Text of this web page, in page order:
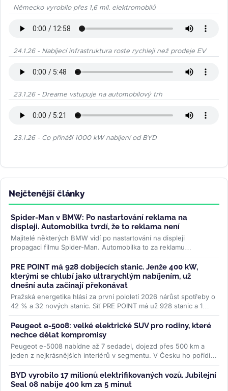
Německo vyrobilo přes 1,6 mil. elektromobilů
24.1.26 - Nabíjecí infrastruktura roste rychleji než prodeje EV
23.1.26 - Dreame vstupuje na automobilový trh
23.1.26 - Co přináší 1000 kW nabíjení od BYD
Nejčtenější články
Spider-Man v BMW: Po nastartování reklama na
displeji. Automobilka tvrdí, že to reklama není
Majitelé některých BMW vidí po nastartování na displeji
propagaci filmu Spider-Man. Automobilka to za reklamu
nepovažuje, řidiči ale mluví...>>
PRE POINT má 928 dobíjecích stanic. Jenže 400 kW,
kterými se chlubí jako ultrarychlým nabíjením, už
dnešní auta začínají překonávat
Pražská energetika hlásí za první pololetí 2026 nárůst spotřeby o
42 % a 32 nových stanic. Síť PRE POINT má už 928 stanic a 1
468...>>
Peugeot e-5008: velké elektrické SUV pro rodiny, které
nechce dělat kompromisy
Peugeot e-5008 nabídne až 7 sedadel, dojezd přes 500 km a
jeden z nejkrásnějších interiérů v segmentu. V Česku ho pořídíte
od 1,2...>>
BYD vyrobilo 17 milionů elektrifikovaných vozů. Jubilejní
Seal 08 nabije 400 km za 5 minut